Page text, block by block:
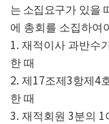
는 소집요구가 있을
에 총회를 소집하여
1. 재적이사 과반수
한 때
2. 제 17조제 3항제 4
한 때
3. 재적회원 3분의 1